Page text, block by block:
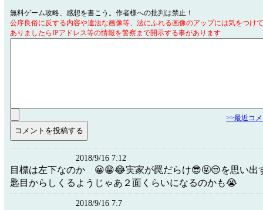
無料ゲーム攻略、感想を書こう。作者様への批判は禁止！
公序良俗に反する内容や違法な画像等、法にふれる画像のアップには気をつけ
ありましたらIPアドレス等の情報を警察まで開示する事があります
>>最近コ
2018/9/16 7:12
目標は左下なのか 😀😁😂実家が罠だらけ😎🤬😒を思い出
匙目からしくるようじゃあ２面くらいになるのかも😭
2018/9/16 7:7